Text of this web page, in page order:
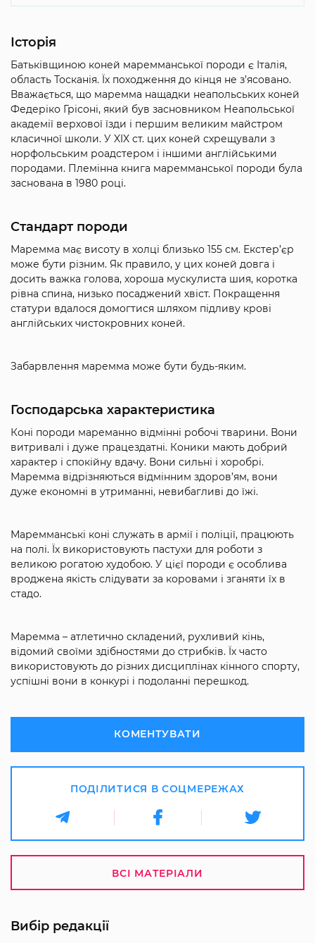
Історія
Батьківщиною коней маремманської породи є Італія,
область Тосканія. Їх походження до кінця не з’ясовано.
Вважається, що маремма нащадки неапольських коней
Федеріко Грісоні, який був засновником Неапольської
академії верхової їзди і першим великим майстром
класичної школи. У XIX ст. цих коней схрещували з
норфольським роадстером і іншими англійськими
породами. Племінна книга маремманської породи була
заснована в 1980 році.
Стандарт породи
Маремма має висоту в холці близько 155 см. Екстер’єр
може бути різним. Як правило, у цих коней довга і
досить важка голова, хороша мускулиста шия, коротка
рівна спина, низько посаджений хвіст. Покращення
статури вдалося домогтися шляхом підливу крові
англійських чистокровних коней.
Забарвлення маремма може бути будь-яким.
Господарська характеристика
Коні породи мареманно відмінні робочі тварини. Вони
витривалі і дуже працездатні. Коники мають добрий
характер і спокійну вдачу. Вони сильні і хоробрі.
Маремма відрізняються відмінним здоров’ям, вони
дуже економні в утриманні, невибагливі до їжі.
Маремманські коні служать в армії і поліції, працюють
на полі. Їх використовують пастухи для роботи з
великою рогатою худобою. У цієї породи є особлива
вроджена якість слідувати за коровами і зганяти їх в
стадо.
Маремма – атлетично складений, рухливий кінь,
відомий своїми здібностями до стрибків. Їх часто
використовують до різних дисциплінах кінного спорту,
успішні вони в конкурі і подоланні перешкод.
КОМЕНТУВАТИ
ПОДІЛИТИСЯ В СОЦМЕРЕЖАХ
ВСІ МАТЕРІАЛИ
Вибір редакції